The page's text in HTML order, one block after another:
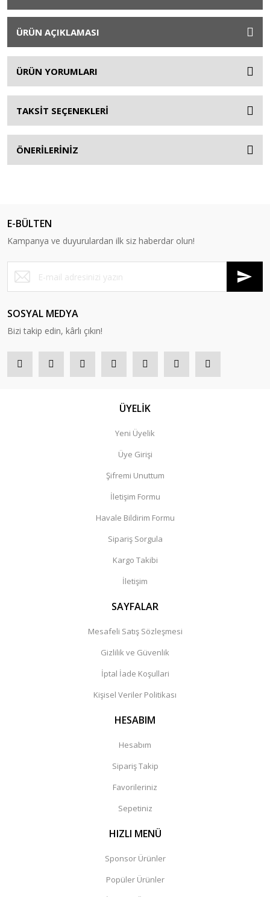
ÜRÜN AÇIKLAMASI
ÜRÜN YORUMLARI
TAKSİT SEÇENEKLERİ
ÖNERİLERİNİZ
E-BÜLTEN
Kampanya ve duyurulardan ilk siz haberdar olun!
SOSYAL MEDYA
Bizi takip edin, kârlı çıkın!
ÜYELİK
Yeni Üyelik
Üye Girişi
Şifremi Unuttum
İletişim Formu
Havale Bildirim Formu
Sipariş Sorgula
Kargo Takibi
İletişim
SAYFALAR
Mesafeli Satış Sözleşmesi
Gizlilik ve Güvenlik
İptal İade Koşullari
Kişisel Veriler Politikası
HESABIM
Hesabım
Sipariş Takip
Favorileriniz
Sepetiniz
HIZLI MENÜ
Sponsor Ürünler
Popüler Ürünler